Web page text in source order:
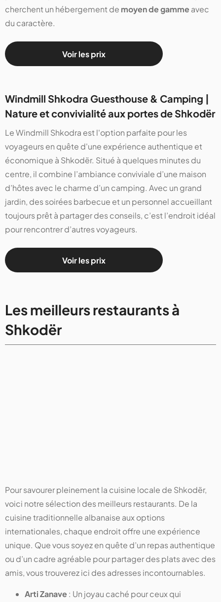
cherchent un hébergement de moyen de gammeavec
du caractère.
Voir les prix
Windmill Shkodra Guesthouse & Camping |
Nature et convivialité aux portes de Shkodër
Le Windmill Shkodra est l'option parfaite pour les
voyageurs en quête d'une expérience authentique et
économique à Shkodër. Situé à quelques minutes du
centre, il combine l’ambiance conviviale d’une maison
d’hôtes avec le charme d’un camping. Avec un grand
jardin, des soirées barbecue et un personnel accueillant
toujours prêt à partager des conseils, c’est l’endroit idéal
pour rencontrer d’autres voyageurs.
Voir les prix
Les meilleurs restaurants à
Shkodër
Pour savourer pleinement la cuisine locale de Shkodër,
voici notre sélection des meilleurs restaurants. De la
cuisine traditionnelle albanaise aux options
internationales, chaque endroit offre une expérience
unique. Que vous soyez en quête d’un repas authentique
ou d’un cadre agréable pour partager des plats avec des
amis, vous trouverez ici des adresses incontournables.
Arti Zanave: Un joyau caché pour ceux qui